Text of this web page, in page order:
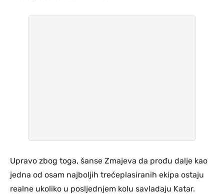
Upravo zbog toga, šanse Zmajeva da prođu dalje kao
jedna od osam najboljih trećeplasiranih ekipa ostaju
realne ukoliko u posljednjem kolu savladaju Katar.